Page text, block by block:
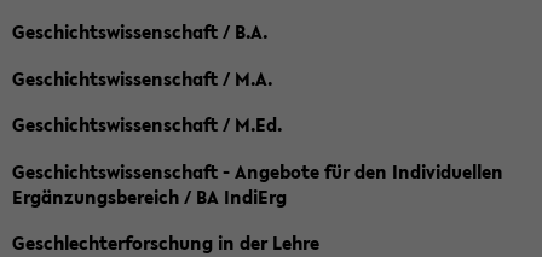
Geschichtswissenschaft / B.A.
Geschichtswissenschaft / M.A.
Geschichtswissenschaft / M.Ed.
Geschichtswissenschaft - Angebote für den Individuellen
Ergänzungsbereich / BA IndiErg
Geschlechterforschung in der Lehre